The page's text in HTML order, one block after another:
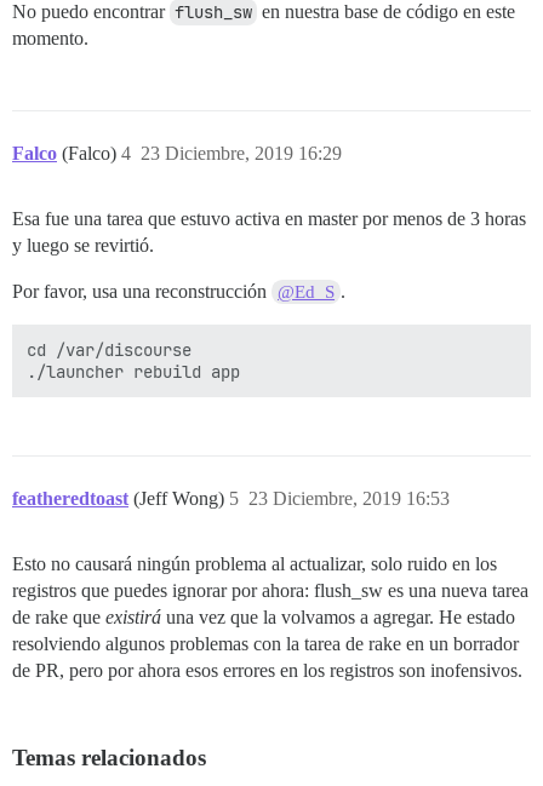
No puedo encontrar flush_sw en nuestra base de código en este
momento.
Falco (Falco) 23 Diciembre, 2019 16:29
4
Esa fue una tarea que estuvo activa en master por menos de 3 horas
y luego se revirtió.
Por favor, usa una reconstrucción @Ed_S .
cd /var/discourse
featheredtoast (Jeff Wong) 23 Diciembre, 2019 16:53
5
Esto no causará ningún problema al actualizar, solo ruido en los
registros que puedes ignorar por ahora: flush_sw es una nueva tarea
de rake que existirá una vez que la volvamos a agregar. He estado
resolviendo algunos problemas con la tarea de rake en un borrador
de PR, pero por ahora esos errores en los registros son inofensivos.
Temas relacionados